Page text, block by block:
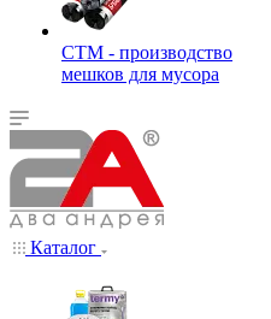
СТМ - производство
мешков для мусора
Каталог